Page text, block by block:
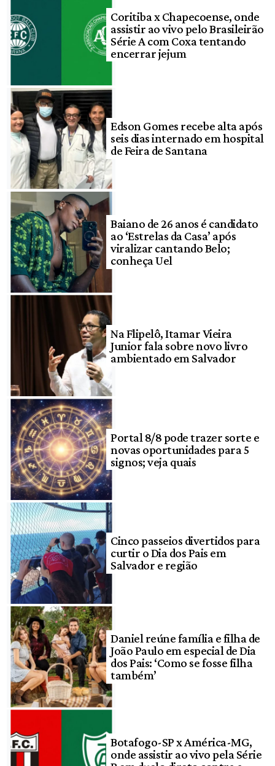
Coritiba x Chapecoense, onde
assistir ao vivo pelo Brasileirão
Série A com Coxa tentando
encerrar jejum
Edson Gomes recebe alta após
seis dias internado em hospital
de Feira de Santana
Baiano de 26 anos é candidato
ao ‘Estrelas da Casa’ após
viralizar cantando Belo;
conheça Uel
Na Flipelô, Itamar Vieira
Junior fala sobre novo livro
ambientado em Salvador
Portal 8/8 pode trazer sorte e
novas oportunidades para 5
signos; veja quais
Cinco passeios divertidos para
curtir o Dia dos Pais em
Salvador e região
Daniel reúne família e filha de
João Paulo em especial de Dia
dos Pais: ‘Como se fosse filha
também’
Botafogo-SP x América-MG,
onde assistir ao vivo pela Série